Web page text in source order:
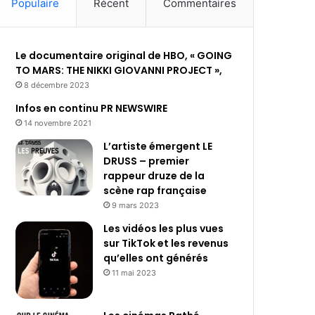
Populaire Récent Commentaires
Le documentaire original de HBO, « GOING
TO MARS: THE NIKKI GIOVANNI PROJECT »,
8 décembre 2023
Infos en continu PR NEWSWIRE
14 novembre 2021
L’artiste émergent LE
DRUSS – premier
rappeur druze de la
scène rap française
9 mars 2023
Les vidéos les plus vues
sur TikTok et les revenus
qu’elles ont générés
11 mai 2023